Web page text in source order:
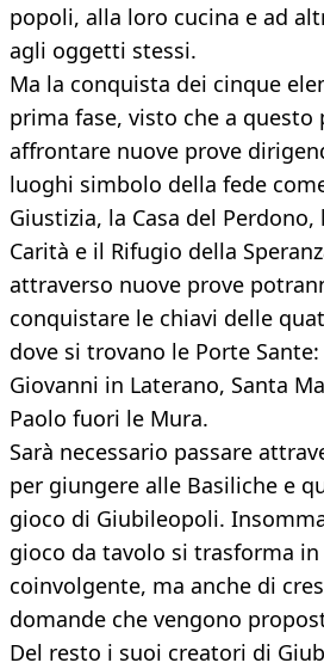
popoli, alla loro cucina e ad
agli oggetti stessi.
Ma la conquista dei cinque
prima fase, visto che a
affrontare nuove prove
luoghi simbolo della fede
Giustizia, la Casa del
Carità e il Rifugio della
attraverso nuove prove
conquistare le chiavi delle
dove si trovano le Porte Sante:
Giovanni in Laterano, Santa
Paolo fuori le Mura.
Sarà necessario passare
per giungere alle Basiliche e
gioco di Giubileopoli.
gioco da tavolo si trasforma
coinvolgente, ma anche di
domande che vengono
Del resto i suoi creatori di